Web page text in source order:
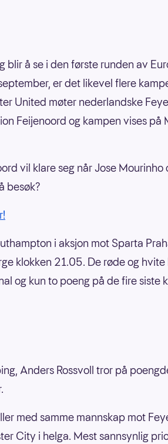
blir å se i den første runden av
er det likevel flere
United møter nederlandske
Feijenoord og kampen vises på
vil klare seg når Jose Mourinho
besøk?
i aksjon mot Sparta
klokken 21.05. De røde og
og kun to poeng på de fire siste
Anders Rossvoll tror på
med samme mannskap mot
City i helga. Mest sannsynlig